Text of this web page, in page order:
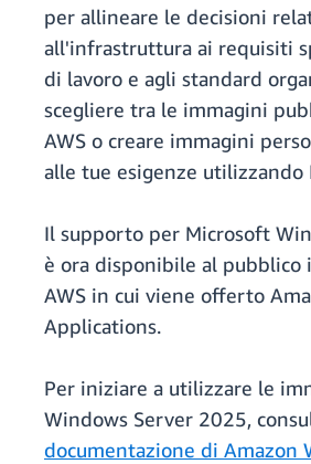
per allineare le decisioni
all'infrastruttura ai requisiti
di lavoro e agli standard
scegliere tra le immagini
AWS o creare immagini
alle tue esigenze utilizzando
Il supporto per Microsoft
è ora disponibile al pubblico
AWS in cui viene offerto
Applications.
Per iniziare a utilizzare le
Windows Server 2025,
documentazione di Amazon